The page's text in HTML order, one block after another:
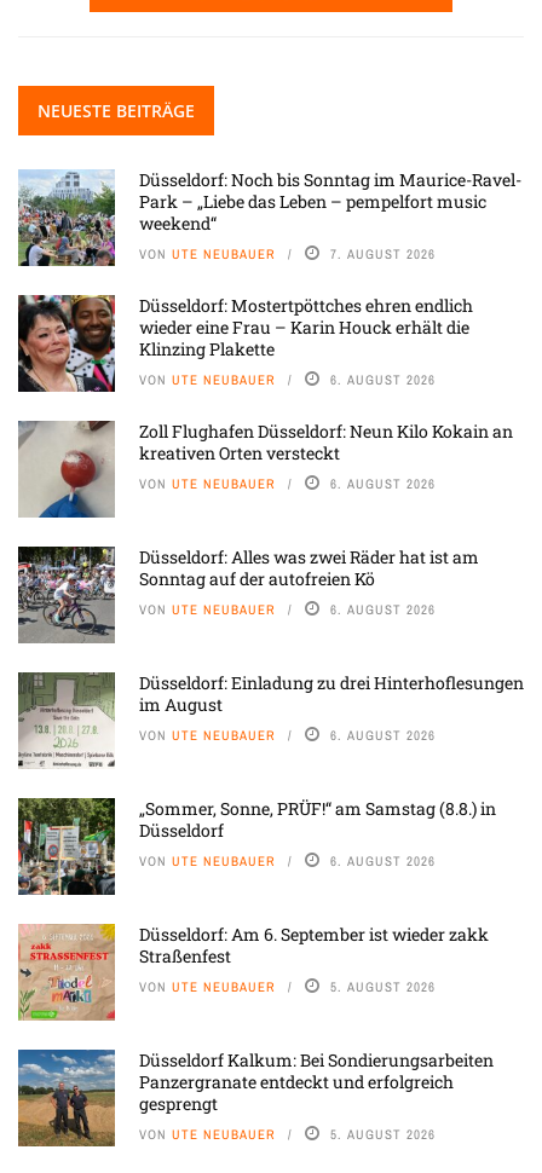
NEUESTE BEITRÄGE
Düsseldorf: Noch bis Sonntag im Maurice-Ravel-
Park – „Liebe das Leben – pempelfort music
weekend“
VON UTE NEUBAUER 7. AUGUST 2026
Düsseldorf: Mostertpöttches ehren endlich
wieder eine Frau – Karin Houck erhält die
Klinzing Plakette
VON UTE NEUBAUER 6. AUGUST 2026
Zoll Flughafen Düsseldorf: Neun Kilo Kokain an
kreativen Orten versteckt
VON UTE NEUBAUER 6. AUGUST 2026
Düsseldorf: Alles was zwei Räder hat ist am
Sonntag auf der autofreien Kö
VON UTE NEUBAUER 6. AUGUST 2026
Düsseldorf: Einladung zu drei Hinterhoflesungen
im August
VON UTE NEUBAUER 6. AUGUST 2026
„Sommer, Sonne, PRÜF!“ am Samstag (8.8.) in
Düsseldorf
VON UTE NEUBAUER 6. AUGUST 2026
Düsseldorf: Am 6. September ist wieder zakk
Straßenfest
VON UTE NEUBAUER 5. AUGUST 2026
Düsseldorf Kalkum: Bei Sondierungsarbeiten
Panzergranate entdeckt und erfolgreich
gesprengt
VON UTE NEUBAUER 5. AUGUST 2026